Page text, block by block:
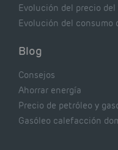
Evolución del precio
Evolución del consumo
Blog
Consejos
Ahorrar energía
Precio de petróleo y
Gasóleo calefacción